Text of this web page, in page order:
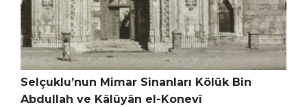
Selçuklu’nun Mimar Sinanları Kölük Bin
Abdullah ve Kâlûyân el-Konevî